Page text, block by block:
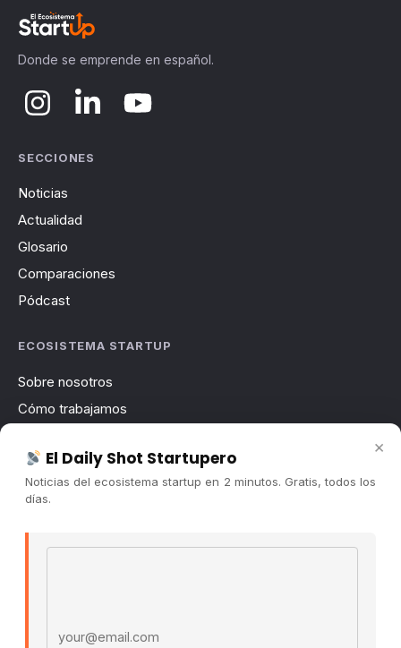
Donde se emprende en español.
SECCIONES
Noticias
Actualidad
Glosario
Comparaciones
Pódcast
ECOSISTEMA STARTUP
Sobre nosotros
Cómo trabajamos
Contacto
Publicidad
×
El Daily Shot Startupero
Noticias del ecosistema startup en 2 minutos. Gratis, todos los
días.